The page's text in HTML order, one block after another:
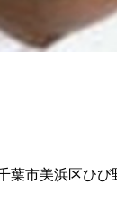
葉市美浜区ひび